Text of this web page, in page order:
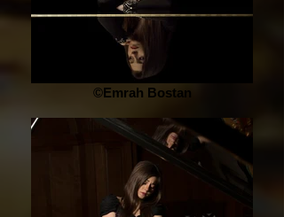
©Emrah Bostan